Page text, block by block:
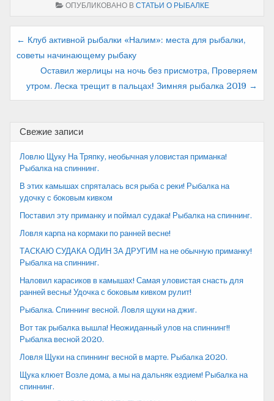
ОПУБЛИКОВАНО В СТАТЬИ О РЫБАЛКЕ
Навигация
по
записям
← Клуб активной рыбалки «Налим»: места для рыбалки,
советы начинающему рыбаку
Оставил жерлицы на ночь без присмотра, Проверяем
утром. Леска трещит в пальцах! Зимняя рыбалка 2019 →
Свежие записи
Ловлю Щуку На Тряпку, необычная уловистая приманка!
Рыбалка на спиннинг.
В этих камышах спряталась вся рыба с реки! Рыбалка на
удочку с боковым кивком
Поставил эту приманку и поймал судака! Рыбалка на спиннинг.
Ловля карпа на кормаки по ранней весне!
ТАСКАЮ СУДАКА ОДИН ЗА ДРУГИМ на не обычную приманку!
Рыбалка на спиннинг.
Наловил карасиков в камышах! Самая уловистая снасть для
ранней весны! Удочка с боковым кивком рулит!
Рыбалка. Спиннинг весной. Ловля щуки на джиг.
Вот так рыбалка вышла! Неожиданный улов на спиннинг!!
Рыбалка весной 2020.
Ловля Щуки на спиннинг весной в марте. Рыбалка 2020.
Щука клюет Возле дома, а мы на дальняк ездием! Рыбалка на
спиннинг.